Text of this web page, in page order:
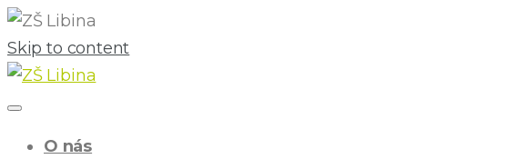
Skip to content
O nás